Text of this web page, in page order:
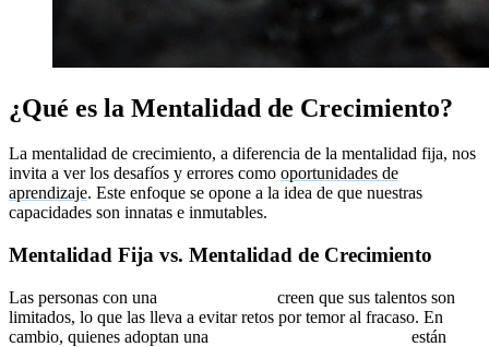
¿Qué es la Mentalidad de Crecimiento?
La mentalidad de crecimiento, a diferencia de la mentalidad fija, nos
invita a ver los desafíos y errores como oportunidades de
aprendizaje. Este enfoque se opone a la idea de que nuestras
capacidades son innatas e inmutables.
Mentalidad Fija vs. Mentalidad de Crecimiento
Las personas con una
creen que sus talentos son
limitados, lo que las lleva a evitar retos por temor al fracaso. En
cambio, quienes adoptan una
están